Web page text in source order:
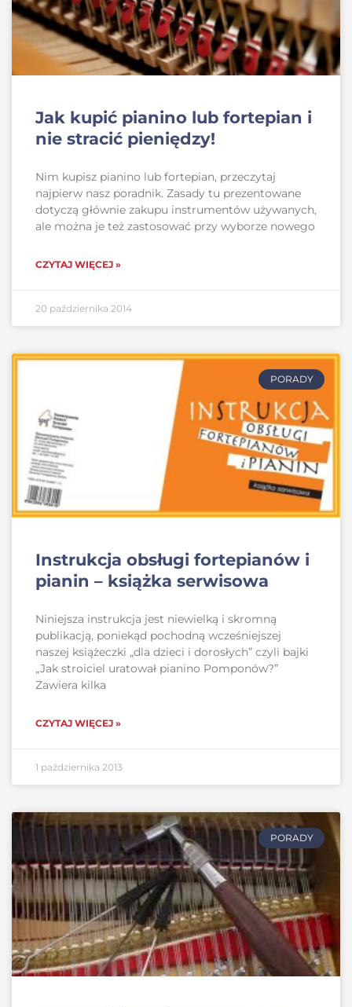
Jak kupić pianino lub fortepian i
nie stracić pieniędzy!
Nim kupisz pianino lub fortepian, przeczytaj
najpierw nasz poradnik. Zasady tu prezentowane
dotyczą głównie zakupu instrumentów używanych,
ale można je też zastosować przy wyborze nowego
CZYTAJ WIĘCEJ »
20 października 2014
PORADY
Instrukcja obsługi fortepianów i
pianin – książka serwisowa
Niniejsza instrukcja jest niewielką i skromną
publikacją, poniekąd pochodną wcześniejszej
naszej książeczki „dla dzieci i dorosłych” czyli bajki
„Jak stroiciel uratował pianino Pomponów?”
Zawiera kilka
CZYTAJ WIĘCEJ »
1 października 2013
PORADY